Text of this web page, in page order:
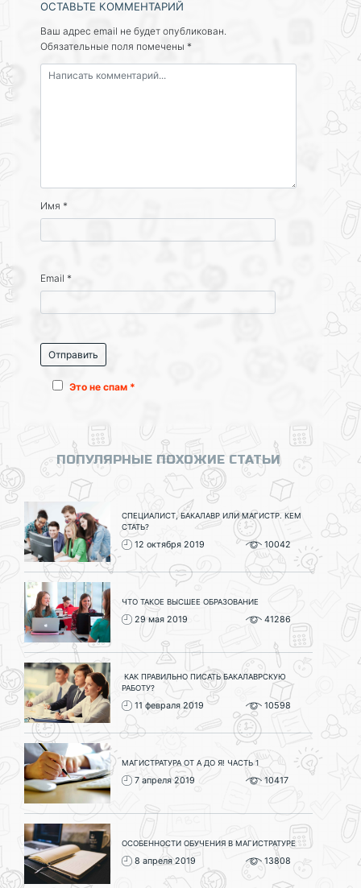
ОСТАВЬТЕ КОММЕНТАРИЙ
Ваш адрес email не будет опубликован.
Обязательные поля помечены *
Имя *
Email *
Это не спам *
ПОПУЛЯРНЫЕ ПОХОЖИЕ СТАТЬИ
СПЕЦИАЛИСТ, БАКАЛАВР ИЛИ МАГИСТР. КЕМ
СТАТЬ?
12 октября 2019 10042
ЧТО ТАКОЕ ВЫСШЕЕ ОБРАЗОВАНИЕ
29 мая 2019 41286
КАК ПРАВИЛЬНО ПИСАТЬ БАКАЛАВРСКУЮ
РАБОТУ?
11 февраля 2019 10598
МАГИСТРАТУРА ОТ А ДО Я! ЧАСТЬ 1
7 апреля 2019 10417
ОСОБЕННОСТИ ОБУЧЕНИЯ В МАГИСТРАТУРЕ
8 апреля 2019 13808